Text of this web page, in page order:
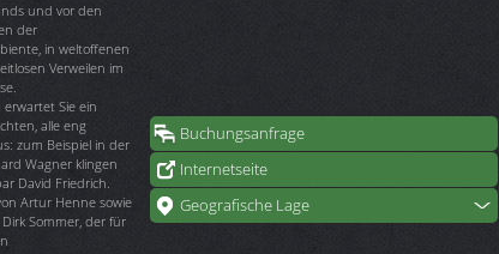
Buchungsanfrage
Internetseite
Geografische Lage
und vor den
der
in weltoffenen
Verweilen im
Sie ein
alle eng
zum Beispiel in der
Wagner klingen
David Friedrich.
Artur Henne sowie
Sommer, der für